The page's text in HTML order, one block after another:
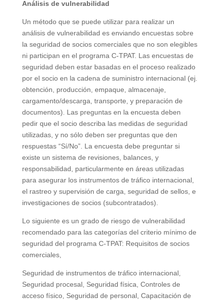
Análisis de vulnerabilidad
Un método que se puede utilizar para realizar un
análisis de vulnerabilidad es enviando encuestas sobre
la seguridad de socios comerciales que no son elegibles
ni participan en el programa C-TPAT. Las encuestas de
seguridad deben estar basadas en el proceso realizado
por el socio en la cadena de suministro internacional (ej.
obtención, producción, empaque, almacenaje,
cargamento/descarga, transporte, y preparación de
documentos). Las preguntas en la encuesta deben
pedir que el socio describa las medidas de seguridad
utilizadas, y no sólo deben ser preguntas que den
respuestas “Sí/No”. La encuesta debe preguntar si
existe un sistema de revisiones, balances, y
responsabilidad, particularmente en áreas utilizadas
para asegurar los instrumentos de tráfico internacional,
el rastreo y supervisión de carga, seguridad de sellos, e
investigaciones de socios (subcontratados).
Lo siguiente es un grado de riesgo de vulnerabilidad
recomendado para las categorías del criterio mínimo de
seguridad del programa C-TPAT: Requisitos de socios
comerciales,
Seguridad de instrumentos de tráfico internacional,
Seguridad procesal, Seguridad física, Controles de
acceso físico, Seguridad de personal, Capacitación de